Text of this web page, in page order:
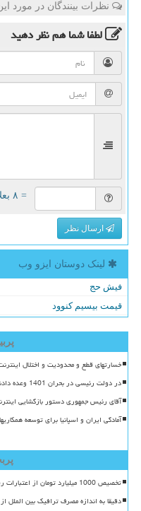
نظرات بینندگان در مورد
لطفا شما همنظر دهید
= ۸ بعلاوه ۲
ارسال نظر
لینک دوستان ایزو وب
فیش حج
قیمت بیسیم کنوود
خسارتهای قطع و محدودیت و اختلال
در دولت رئیسی در بحران 1401 وعده دادند اینترنت به طور موقت قطع می شود اما ماندگار شد
آقای رئیس جمهوری دستور بازگشایی
آمادگی ایران و اسپانیا برای توسعه
تخصیص 1000 میلیارد تومان از اعتبارات رفع تنش آبی به جامعه عشایری
دقیقا به اندازه مصرف ترافیک بین